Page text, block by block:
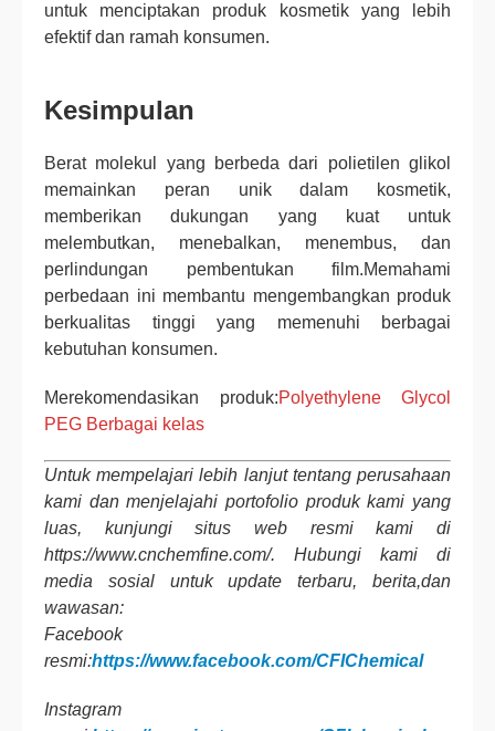
untuk menciptakan produk kosmetik yang lebih
efektif dan ramah konsumen.
Kesimpulan
Berat molekul yang berbeda dari polietilen glikol
memainkan peran unik dalam kosmetik,
memberikan dukungan yang kuat untuk
melembutkan, menebalkan, menembus, dan
perlindungan pembentukan film.Memahami
perbedaan ini membantu mengembangkan produk
berkualitas tinggi yang memenuhi berbagai
kebutuhan konsumen.
Merekomendasikan produk:Polyethylene Glycol
PEG Berbagai kelas
Untuk mempelajari lebih lanjut tentang perusahaan
kami dan menjelajahi portofolio produk kami yang
luas, kunjungi situs web resmi kami di
https://www.cnchemfine.com/. Hubungi kami di
media sosial untuk update terbaru, berita,dan
wawasan:
Facebook
resmi:https://www.facebook.com/CFIChemical
Instagram